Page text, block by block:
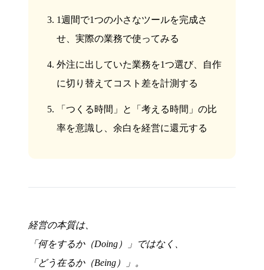
1週間で1つの小さなツールを完成さ
せ、実際の業務で使ってみる
外注に出していた業務を1つ選び、自作
に切り替えてコスト差を計測する
「つくる時間」と「考える時間」の比
率を意識し、余白を経営に還元する
経営の本質は、
「何をするか（Doing）」ではなく、
「どう在るか（Being）」。